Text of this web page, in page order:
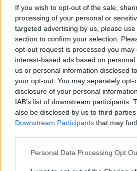
If you wish to opt-out of the sale,
processing of your personal or
targeted advertising by us, please
section to confirm your selection.
opt-out request is processed you may
interest-based ads based on
us or personal information disclosed
your opt-out. You may separately
disclosure of your personal
IAB’s list of downstream participants.
also be disclosed by us to third
Downstream Participants that may
Personal Data Processing Opt
Το απόλυτο healthy comfort
γαρίδες και πολύχρωμα
ΓΕΥΣΗ